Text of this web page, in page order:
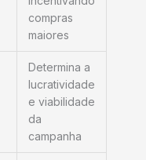
compras
maiores
Determina a
lucratividade
e viabilidade
da
campanha